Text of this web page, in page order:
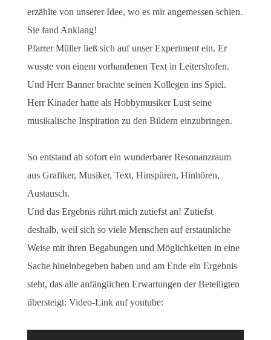
erzählte von unserer Idee, wo es mir angemessen schien.
Sie fand Anklang!
Pfarrer Müller ließ sich auf unser Experiment ein. Er
wusste von einem vorhandenen Text in Leitershofen.
Und Herr Banner brachte seinen Kollegen ins Spiel.
Herr Kinader hatte als Hobbymusiker Lust seine
musikalische Inspiration zu den Bildern einzubringen.
So entstand ab sofort ein wunderbarer Resonanzraum
aus Grafiker, Musiker, Text, Hinspüren, Hinhören,
Austausch.
Und das Ergebnis rührt mich zutiefst an! Zutiefst
deshalb, weil sich so viele Menschen auf erstaunliche
Weise mit ihren Begabungen und Möglichkeiten in eine
Sache hineinbegeben haben und am Ende ein Ergebnis
steht, das alle anfänglichen Erwartungen der Beteiligten
übersteigt: Video-Link auf youtube: